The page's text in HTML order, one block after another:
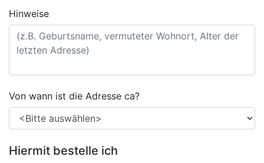
Hinweise
Von wann ist die Adresse ca?
Hiermit bestelle ich